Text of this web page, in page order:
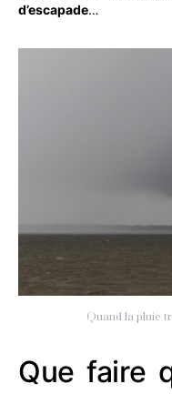
d’escapade…
Quand la pluie
Que faire